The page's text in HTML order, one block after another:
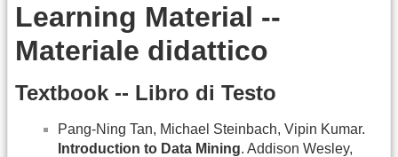
Learning Material --
Materiale didattico
Textbook -- Libro di Testo
Pang-Ning Tan, Michael Steinbach, Vipin Kumar.
Introduction to Data Mining. Addison Wesley,